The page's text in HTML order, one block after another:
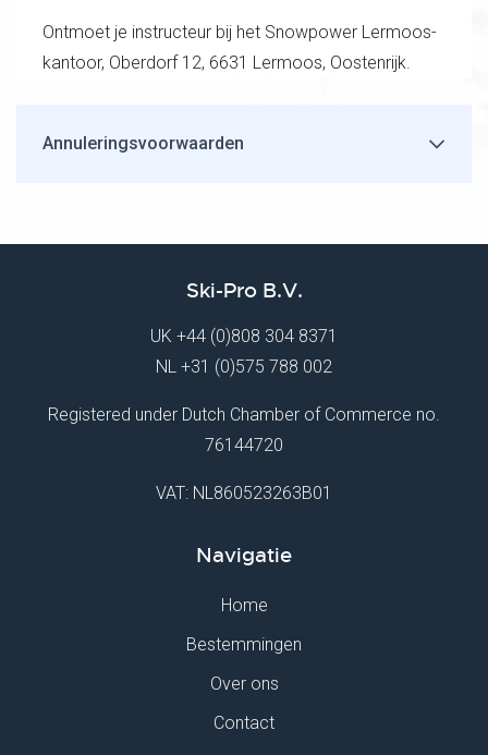
Ontmoet je instructeur bij het Snowpower Lermoos-
kantoor, Oberdorf 12, 6631 Lermoos, Oostenrijk.
Annuleringsvoorwaarden
Ski-Pro B.V.
UK +44 (0)808 304 8371
NL +31 (0)575 788 002
Registered under Dutch Chamber of Commerce no.
76144720
VAT: NL860523263B01
Navigatie
Home
Bestemmingen
Over ons
Contact